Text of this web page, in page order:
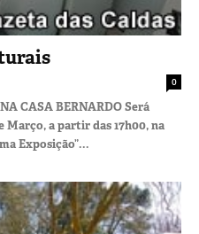
0
CASA BERNARDO Será
Março, a partir das 17h00, na
Exposição”...